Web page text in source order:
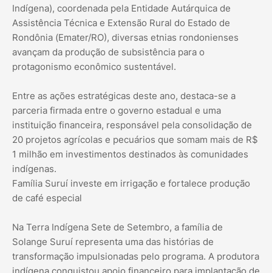
Indígena), coordenada pela Entidade Autárquica de
Assistência Técnica e Extensão Rural do Estado de
Rondônia (Emater/RO), diversas etnias rondonienses
avançam da produção de subsistência para o
protagonismo econômico sustentável.
Entre as ações estratégicas deste ano, destaca-se a
parceria firmada entre o governo estadual e uma
instituição financeira, responsável pela consolidação de
20 projetos agrícolas e pecuários que somam mais de R$
1 milhão em investimentos destinados às comunidades
indígenas.
Família Suruí investe em irrigação e fortalece produção
de café especial
Na Terra Indígena Sete de Setembro, a família de
Solange Suruí representa uma das histórias de
transformação impulsionadas pelo programa. A produtora